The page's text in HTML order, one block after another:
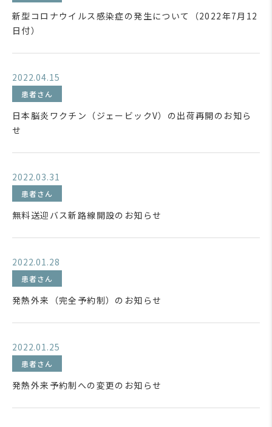
新型コロナウイルス感染症の発生について（2022年7月12
日付）
2022.04.15
患者さん
日本脳炎ワクチン（ジェービックV）の出荷再開のお知ら
せ
2022.03.31
患者さん
無料送迎バス新路線開設のお知らせ
2022.01.28
患者さん
発熱外来（完全予約制）のお知らせ
2022.01.25
患者さん
発熱外来予約制への変更のお知らせ